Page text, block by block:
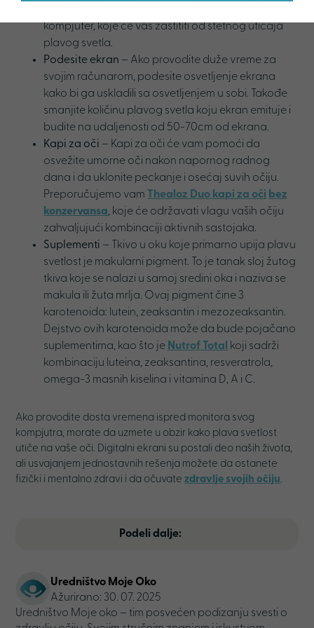
kompjuter, koje će vas zaštititi od štetnog uticaja
plavog svetla.
Podesite ekran – Ako provodite duže vreme za
svojim računarom, podesite osvetljenje ekrana
kako bi ga uskladili sa osvetljenjem u sobi. Takođe
smanjite količinu plavog svetla koju ekran emituje i
budite na udaljenosti od 50-70cm od ekrana.
Kapi za oči – Kapi za oči će vam pomoći da
osvežite umorne oči nakon napornog radnog
dana i da uklonite peckanje i osećaj suvih očiju.
Preporučujemo vam Thealoz Duo kapi za oči bez
konzervansa, koje će održavati vlagu vaših očiju
zahvaljujući kombinaciji aktivnih sastojaka.
Suplementi – Tkivo u oku koje primarno upija plavu
svetlost je makularni pigment. To je tanak sloj žutog
tkiva koje se nalazi u samoj sredini oka i naziva se
makula ili žuta mrlja. Ovaj pigment čine 3
karotenoida: lutein, zeaksantin i mezozeaksantin.
Dejstvo ovih karotenoida može da bude pojačano
suplementima, kao što je Nutrof Total koji sadrži
kombinaciju luteina, zeaksantina, resveratrola,
omega-3 masnih kiselina i vitamina D, A i C.
Ako provodite dosta vremena ispred monitora svog
kompjutra, morate da uzmete u obzir kako plava svetlost
utiče na vaše oči. Digitalni ekrani su postali deo naših života,
ali usvajanjem jednostavnih rešenja možete da ostanete
fizički i mentalno zdravi i da očuvatezdravlje svojih očiju.
Podeli dalje:
Uredništvo Moje Oko
Ažurirano: 30. 07. 2025
Uredništvo Moje oko – tim posvećen podizanju svesti o